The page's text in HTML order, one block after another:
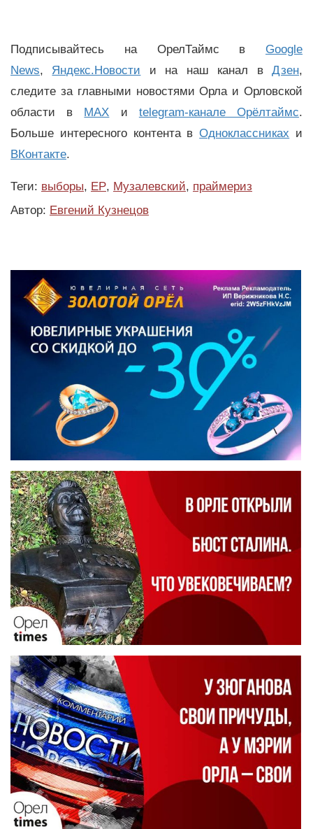
Подписывайтесь на ОрелТаймс в Google
News, Яндекс.Новости и на наш канал вДзен,
следите за главными новостями Орла и Орловской
области в MAX и telegram-канале Орёлтаймс.
Больше интересного контента вОдноклассниках и
ВКонтакте.
Теги: выборы, ЕР, Музалевский, праймериз
Автор: Евгений Кузнецов